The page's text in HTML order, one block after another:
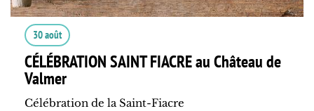
30 août
CÉLÉBRATION SAINT FIACRE au Château de
Valmer
Célébration de la Saint-Fiacre